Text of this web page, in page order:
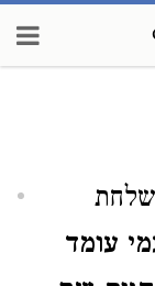
עומד